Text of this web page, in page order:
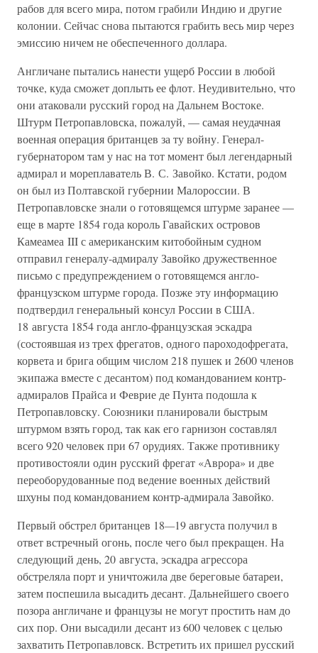
рабов для всего мира, потом грабили Индию и другие
колонии. Сейчас снова пытаются грабить весь мир через
эмиссию ничем не обеспеченного доллара.
Англичане пытались нанести ущерб России в любой
точке, куда сможет доплыть ее флот. Неудивительно, что
они атаковали русский город на Дальнем Востоке.
Штурм Петропавловска, пожалуй, — самая неудачная
военная операция британцев за ту войну. Генерал-
губернатором там у нас на тот момент был легендарный
адмирал и мореплаватель В. С. Завойко. Кстати, родом
он был из Полтавской губернии Малороссии. В
Петропавловске знали о готовящемся штурме заранее —
еще в марте 1854 года король Гавайских островов
Камеамеа III с американским китобойным судном
отправил генералу-адмиралу Завойко дружественное
письмо с предупреждением о готовящемся англо-
французском штурме города. Позже эту информацию
подтвердил генеральный консул России в США.
18 августа 1854 года англо-французская эскадра
(состоявшая из трех фрегатов, одного пароходофрегата,
корвета и брига общим числом 218 пушек и 2600 членов
экипажа вместе с десантом) под командованием контр-
адмиралов Прайса и Феврие де Пунта подошла к
Петропавловску. Союзники планировали быстрым
штурмом взять город, так как его гарнизон составлял
всего 920 человек при 67 орудиях. Также противнику
противостояли один русский фрегат «Аврора» и две
переоборудованные под ведение военных действий
шхуны под командованием контр-адмирала Завойко.
Первый обстрел британцев 18—19 августа получил в
ответ встречный огонь, после чего был прекращен. На
следующий день, 20 августа, эскадра агрессора
обстреляла порт и уничтожила две береговые батареи,
затем поспешила высадить десант. Дальнейшего своего
позора англичане и французы не могут простить нам до
сих пор. Они высадили десант из 600 человек с целью
захватить Петропавловск. Встретить их пришел русский